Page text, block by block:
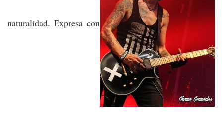
naturalidad. Expresa con